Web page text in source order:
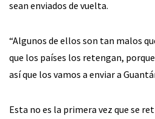
sean enviados de vuelta.
“Algunos de ellos son tan malos
que los países los retengan,
así que los vamos a enviar a
Esta no es la primera vez que se